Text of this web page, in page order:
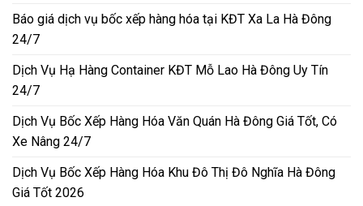
Báo giá dịch vụ bốc xếp hàng hóa tại KĐT Xa La Hà Đông
24/7
Dịch Vụ Hạ Hàng Container KĐT Mỗ Lao Hà Đông Uy Tín
24/7
Dịch Vụ Bốc Xếp Hàng Hóa Văn Quán Hà Đông Giá Tốt, Có
Xe Nâng 24/7
Dịch Vụ Bốc Xếp Hàng Hóa Khu Đô Thị Đô Nghĩa Hà Đông
Giá Tốt 2026